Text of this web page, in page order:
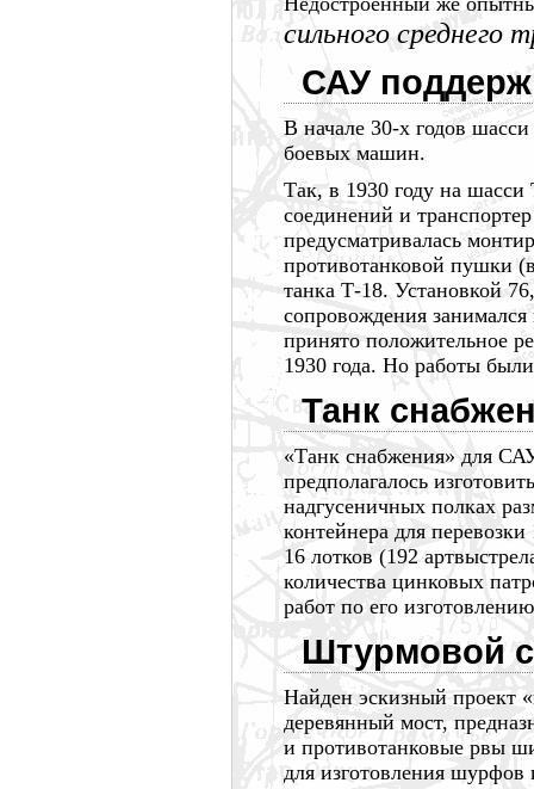
сильного среднего
САУ
В начале 30-х годов
боевых машин.
Так, в 1930 году на шасси
соединений и
предусматривалась
противотанковой пушки
танка Т-18. Установкой
сопровождения
принято положительное
1930 года. Но работы
Танк
«Танк снабжения» для
предполагалось
надгусеничных полках
контейнера для перевозки
16 лотков (192
количества цинковых
работ по его
Штурмовой
Найден эскизный проект
деревянный мост,
и противотанковые рвы
для изготовления шурфов